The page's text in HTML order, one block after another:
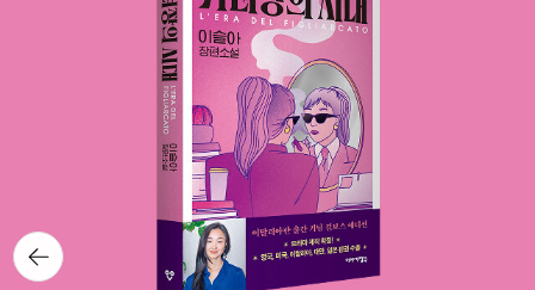
뒤로가
기